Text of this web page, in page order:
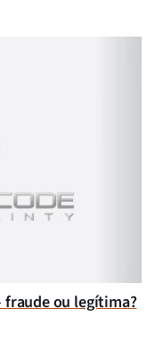
fraude ou legítima?